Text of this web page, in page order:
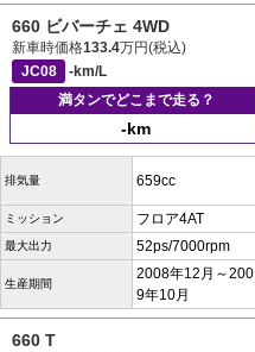
660 ビバーチェ 4WD
新車時価格133.4万円(税込)
JC08
-km/L
満タンでどこまで走る？
-km
排気量 659cc
ミッション フロア4AT
最大出力 52ps/7000rpm
生産期間
2008年12月～200
9年10月
660 T